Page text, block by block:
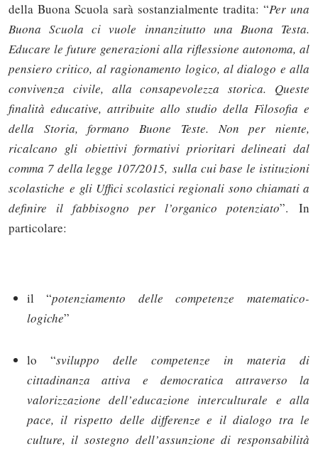
della Buona Scuola sarà sostanzialmente tradita: “Per una
Buona Scuola ci vuole innanzitutto una Buona Testa.
Educare le future generazioni alla riflessione autonoma, al
pensiero critico, al ragionamento logico, al dialogo e alla
convivenza civile, alla consapevolezza storica. Queste
finalità educative, attribuite allo studio della Filosofia e
della Storia, formano Buone Teste. Non per niente,
ricalcano gli obiettivi formativi prioritari delineati dal
comma 7 della legge 107/2015, sulla cui base le istituzioni
scolastiche e gli Uffici scolastici regionali sono chiamati a
definire il fabbisogno per l’organico potenziato”.
In
particolare:
il “potenziamento delle competenze matematico-
logiche”
lo “sviluppo delle competenze in materia di
cittadinanza attiva e democratica attraverso la
valorizzazione dell’educazione interculturale e alla
pace, il rispetto delle differenze e il dialogo tra le
culture, il sostegno dell’assunzione di responsabilità